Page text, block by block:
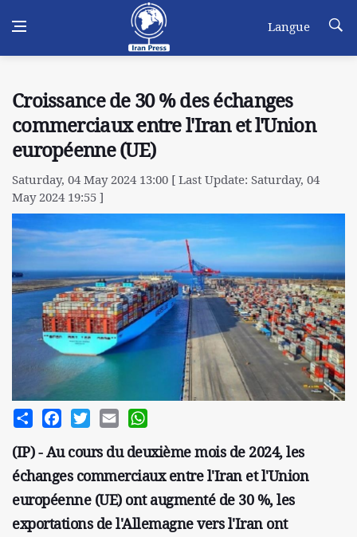
Langue
Croissance de 30 % des échanges
commerciaux entre l'Iran et l'Union
européenne (UE)
Saturday, 04 May 2024 13:00 [ Last Update: Saturday, 04
May 2024 19:55 ]
Share FacebookTwitterEmail
(IP) - Au cours du deuxième mois de 2024, les
échanges commerciaux entre l'Iran et l'Union
européenne (UE) ont augmenté de 30 %, les
exportations de l'Allemagne vers l'Iran ont